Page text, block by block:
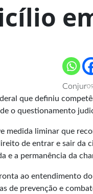
Conjur
que definiu
o questionamento
medida liminar que
de entrar e sair da
e a permanência da
ao entendimento
de prevenção e